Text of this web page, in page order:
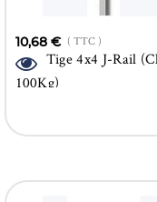
10,68 € ( TTC )
Tige 4x4 J-Rail
100Kg)